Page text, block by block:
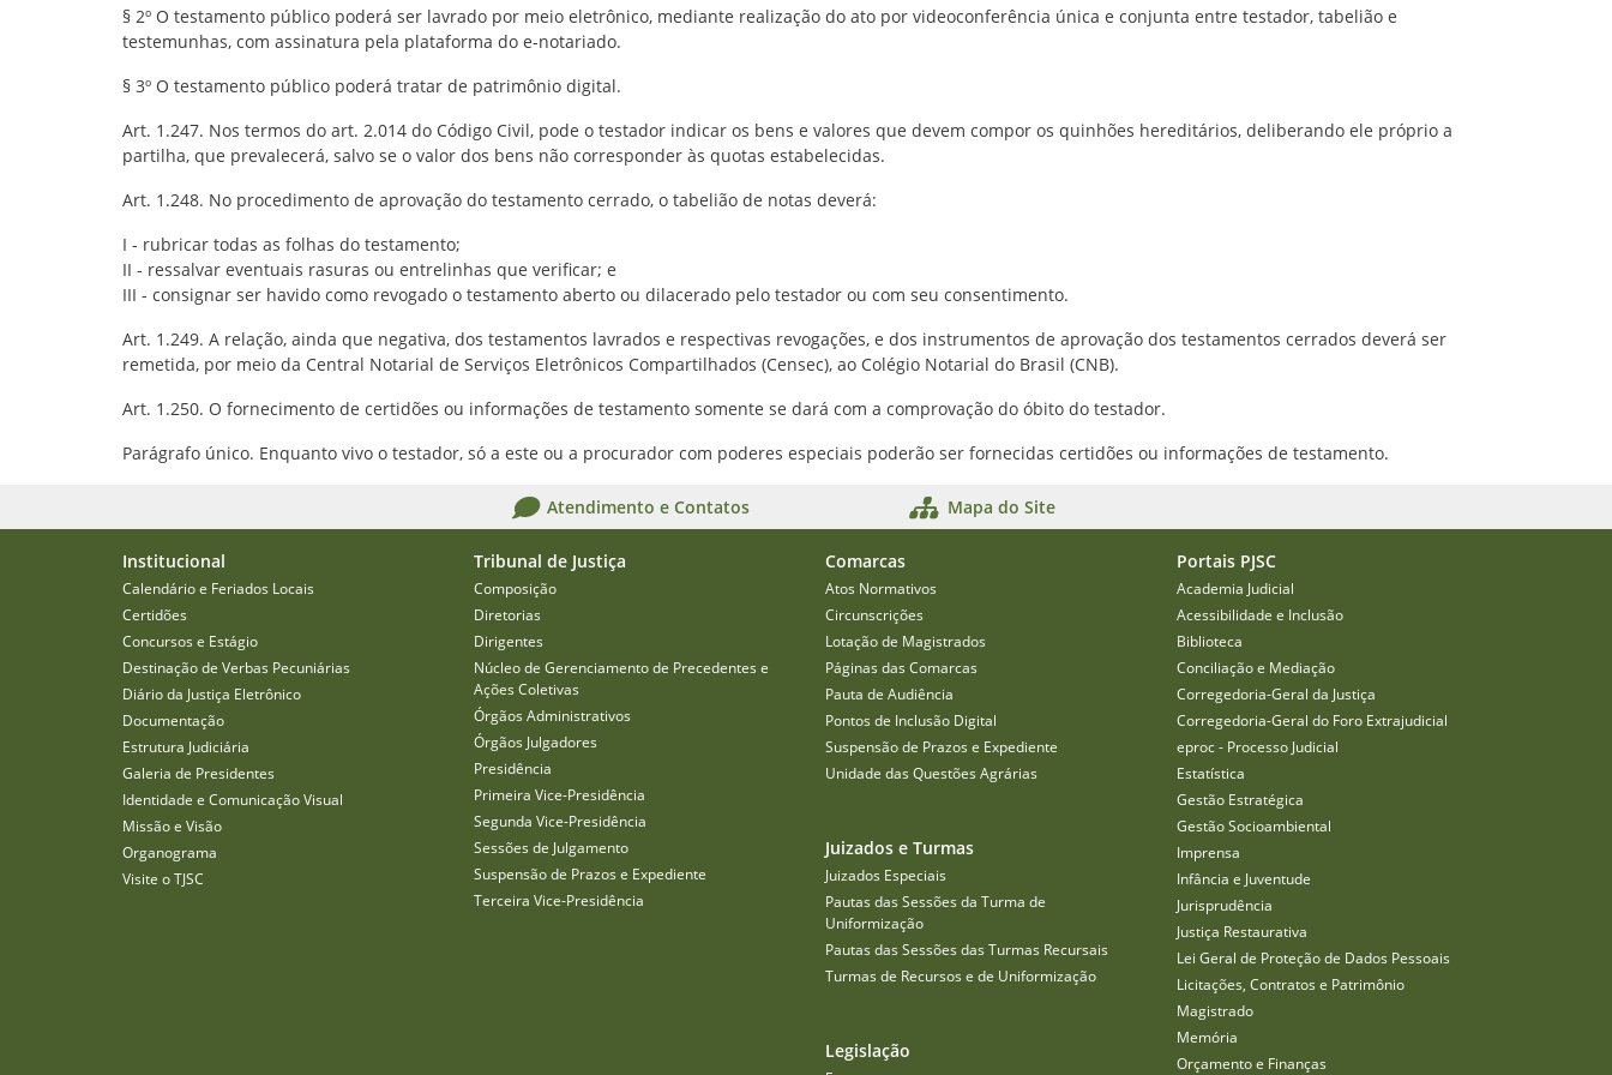
§ 2º O testamento público poderá ser lavrado por meio eletrônico, mediante realização do ato por videoconferência única e conjunta entre testador, tabelião e
testemunhas, com assinatura pela plataforma do e-notariado.
§ 3º O testamento público poderá tratar de patrimônio digital.
Art. 1.247. Nos termos do art. 2.014 do Código Civil, pode o testador indicar os bens e valores que devem compor os quinhões hereditários, deliberando ele próprio a
partilha, que prevalecerá, salvo se o valor dos bens não corresponder às quotas estabelecidas.
Art. 1.248. No procedimento de aprovação do testamento cerrado, o tabelião de notas deverá:
I - rubricar todas as folhas do testamento;
II - ressalvar eventuais rasuras ou entrelinhas que verificar; e
III - consignar ser havido como revogado o testamento aberto ou dilacerado pelo testador ou com seu consentimento.
Art. 1.249. A relação, ainda que negativa, dos testamentos lavrados e respectivas revogações, e dos instrumentos de aprovação dos testamentos cerrados deverá ser
remetida, por meio da Central Notarial de Serviços Eletrônicos Compartilhados (Censec), ao Colégio Notarial do Brasil (CNB).
Art. 1.250. O fornecimento de certidões ou informações de testamento somente se dará com a comprovação do óbito do testador.
Parágrafo único. Enquanto vivo o testador, só a este ou a procurador com poderes especiais poderão ser fornecidas certidões ou informações de testamento.
Atendimento e Contatos Mapa do Site
Institucional
Calendário e Feriados Locais
Certidões
Concursos e Estágio
Destinação de Verbas Pecuniárias
Diário da Justiça Eletrônico
Documentação
Estrutura Judiciária
Galeria de Presidentes
Identidade e Comunicação Visual
Missão e Visão
Organograma
Visite o TJSC
Tribunal de Justiça
Composição
Diretorias
Dirigentes
Núcleo de Gerenciamento de Precedentes e
Ações Coletivas
Órgãos Administrativos
Órgãos Julgadores
Presidência
Primeira Vice-Presidência
Segunda Vice-Presidência
Sessões de Julgamento
Suspensão de Prazos e Expediente
Terceira Vice-Presidência
Comarcas
Atos Normativos
Circunscrições
Lotação de Magistrados
Páginas das Comarcas
Pauta de Audiência
Pontos de Inclusão Digital
Suspensão de Prazos e Expediente
Unidade das Questões Agrárias
Juizados e Turmas
Juizados Especiais
Pautas das Sessões da Turma de
Uniformização
Pautas das Sessões das Turmas Recursais
Turmas de Recursos e de Uniformização
Legislação
Portais PJSC
Academia Judicial
Acessibilidade e Inclusão
Biblioteca
Conciliação e Mediação
Corregedoria-Geral da Justiça
Corregedoria-Geral do Foro Extrajudicial
eproc - Processo Judicial
Estatística
Gestão Estratégica
Gestão Socioambiental
Imprensa
Infância e Juventude
Jurisprudência
Justiça Restaurativa
Lei Geral de Proteção de Dados Pessoais
Licitações, Contratos e Patrimônio
Magistrado
Memória
Orçamento e Finanças